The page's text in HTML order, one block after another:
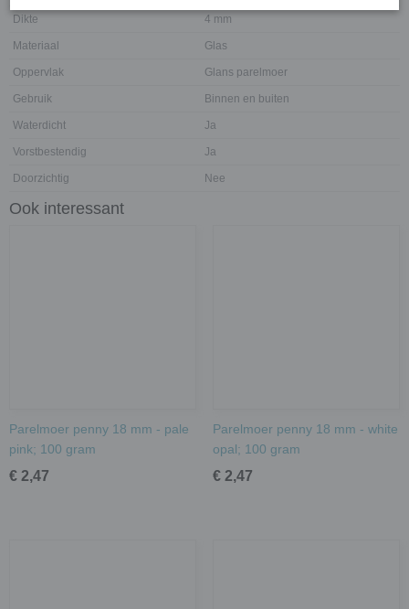
Dikte 4 mm
Materiaal Glas
Oppervlak Glans parelmoer
Gebruik Binnen en buiten
Waterdicht Ja
Vorstbestendig Ja
Doorzichtig Nee
Ook interessant
Parelmoer penny 18 mm - pale
pink; 100 gram
€ 2,47
Parelmoer penny 18 mm - white
opal; 100 gram
€ 2,47